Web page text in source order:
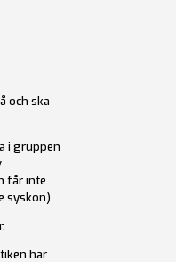
och ska
i gruppen
får inte
syskon).
har